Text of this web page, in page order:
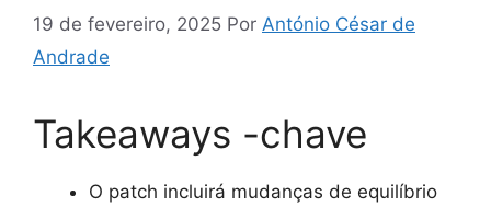
19 de fevereiro, 2025 Por António César de
Andrade
Takeaways -chave
O patch incluirá mudanças de equilíbrio